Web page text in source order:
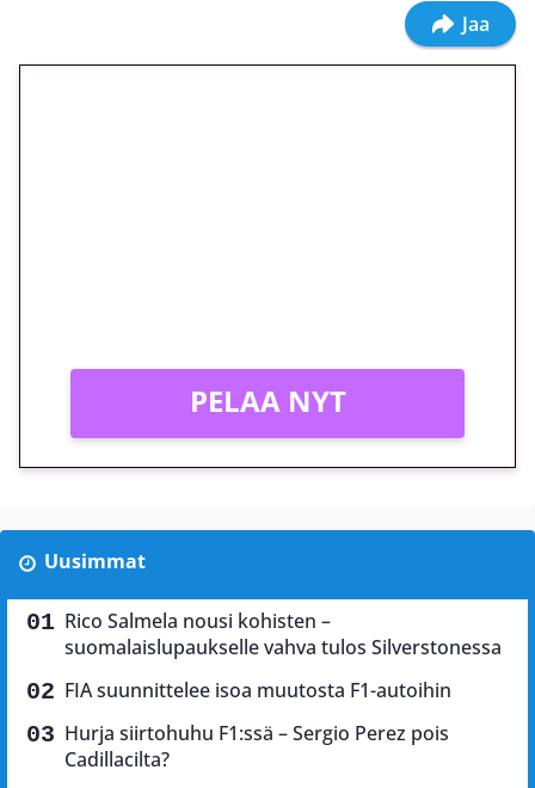
Jaa
PELAA NYT
Uusimmat
Rico Salmela nousi kohisten –
suomalaislupaukselle vahva tulos Silverstonessa
FIA suunnittelee isoa muutosta F1-autoihin
Hurja siirtohuhu F1:ssä – Sergio Perez pois
Cadillacilta?